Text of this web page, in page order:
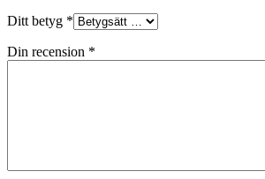
Ditt betyg *
Din recension *